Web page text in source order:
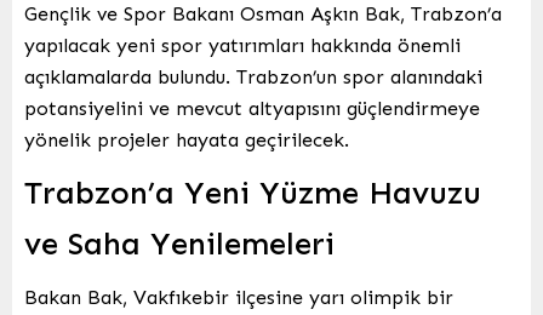
Gençlik ve Spor Bakanı Osman Aşkın Bak, Trabzon’a
yapılacak yeni spor yatırımları hakkında önemli
açıklamalarda bulundu. Trabzon’un spor alanındaki
potansiyelini ve mevcut altyapısını güçlendirmeye
yönelik projeler hayata geçirilecek.
Trabzon’a Yeni Yüzme Havuzu
ve Saha Yenilemeleri
Bakan Bak, Vakfıkebir ilçesine yarı olimpik bir